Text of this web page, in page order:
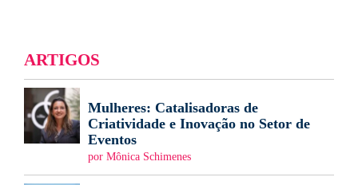
ARTIGOS
Mulheres: Catalisadoras de
Criatividade e Inovação no Setor de
Eventos
por Mônica Schimenes